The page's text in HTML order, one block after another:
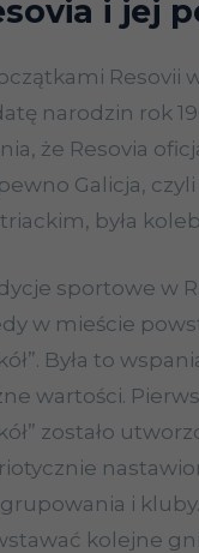
i jej
Resovii
narodzin rok
że Resovia
Galicja,
była
sportowe w
w mieście
Była to
wartości.
zostało
i
kolejne